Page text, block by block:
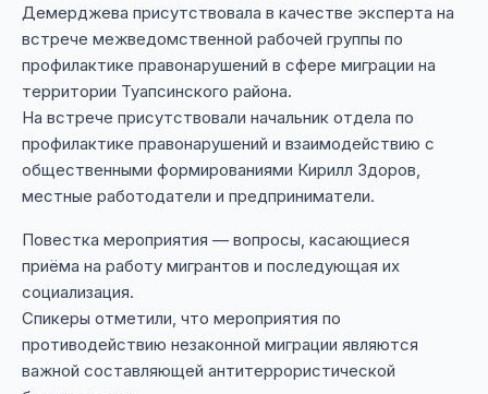
Демерджева присутствовала в качестве эксперта на
встрече межведомственной рабочей группы по
профилактике правонарушений в сфере миграции на
территории Туапсинского района.
На встрече присутствовали начальник отдела по
профилактике правонарушений и взаимодействию с
общественными формированиями Кирилл Здоров,
местные работодатели и предприниматели.
Повестка мероприятия — вопросы, касающиеся
приёма на работу мигрантов и последующая их
социализация.
Спикеры отметили, что мероприятия по
противодействию незаконной миграции являются
важной составляющей антитеррористической